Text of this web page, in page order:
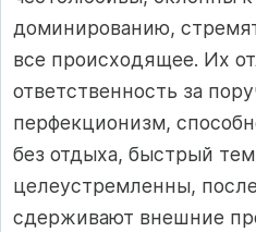
доминированию,
все происходящее. Их
ответственность за
перфекционизм,
без отдыха, быстрый
целеустремленны,
сдерживают внешние